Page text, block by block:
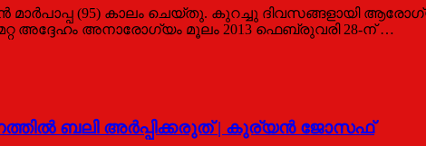
മാർപാപ്പ (95) കാലം ചെയ്തു. കുറച്ചു ദിവസങ്ങളായി
അദ്ദേഹം അനാരോഗ്യം മൂലം 2013 ഫെബ്രുവരി 28-ന് …
ബലി അര്‍പ്പിക്കരുത് | കുര്യൻ ജോസഫ്